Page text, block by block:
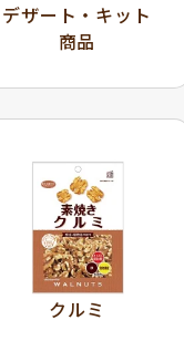
デザート・キット
商品
クルミ